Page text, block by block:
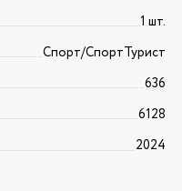
1 шт.
Спорт/CпортТурист
636
6128
2024